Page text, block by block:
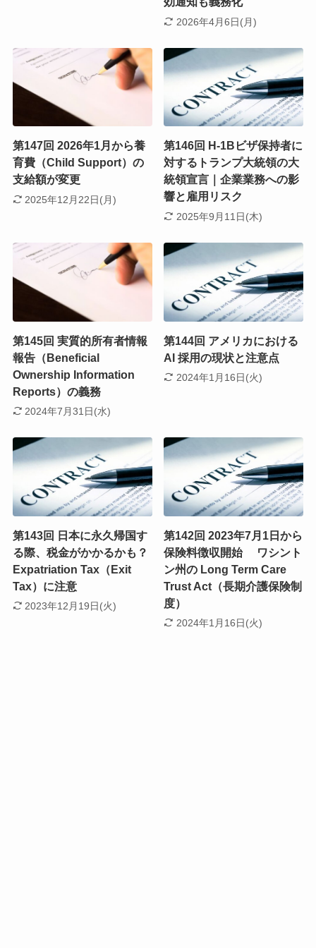
2026年4月6日(月)
第147回 2026年1月から養
育費（Child Support）の
支給額が変更
2025年12月22日(月)
第146回 H-1Bビザ保持者に
対するトランプ大統領の大
統領宣言｜企業業務への影
響と雇用リスク
2025年9月11日(木)
第145回 実質的所有者情報
報告（Beneficial
Ownership Information
Reports）の義務
2024年7月31日(水)
第144回 アメリカにおける
AI 採用の現状と注意点
2024年1月16日(火)
第143回 日本に永久帰国す
る際、税金がかかるかも？
Expatriation Tax（Exit
Tax）に注意
2023年12月19日(火)
第142回 2023年7月1日から
保険料徴収開始 ワシント
ン州の Long Term Care
Trust Act（長期介護保険制
度）
2024年1月16日(火)